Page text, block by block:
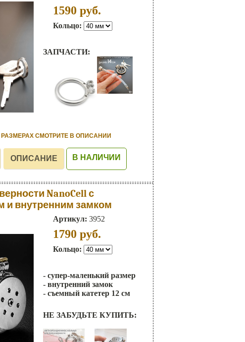
1590 руб.
Кольцо:
ЗАПЧАСТИ:
СМОТРИТЕ В ОПИСАНИИ
В НАЛИЧИИ
NanoCell с
и внутренним замком
Артикул: 3952
1790 руб.
Кольцо:
- супер-маленький размер
- внутренний замок
- съемный катетер 12 см
НЕ ЗАБУДЬТЕ КУПИТЬ: